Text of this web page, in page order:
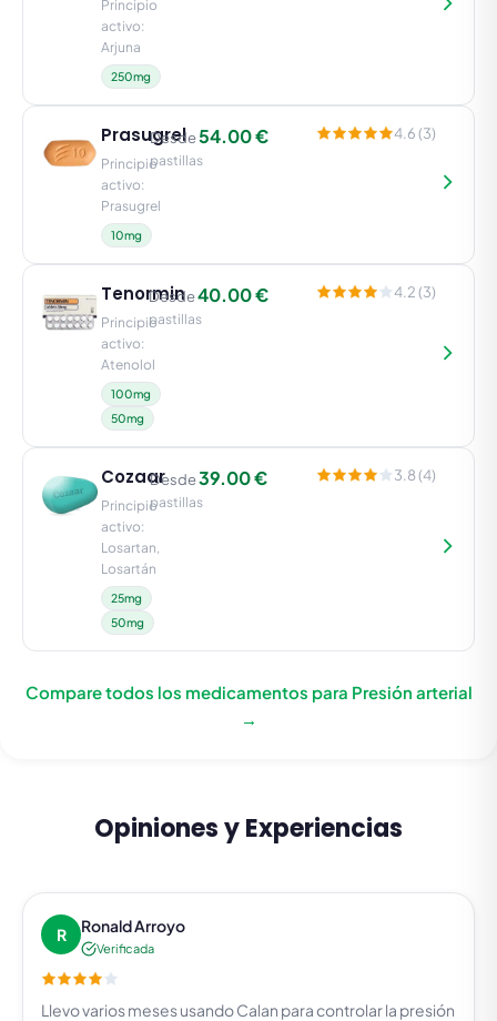
Principio
activo:
Arjuna
250mg
Prasugrel
Principio
activo:
Prasugrel
10mg
Desde54.00 €
pastillas
4.6 (3)
Tenormin
Principio
activo:
Atenolol
100mg
50mg
Desde40.00 €
pastillas
4.2 (3)
Cozaar
Principio
activo:
Losartan,
Losartán
25mg
50mg
Desde39.00 €
pastillas
3.8 (4)
Compare todos los medicamentos para Presión arterial
→
Opiniones y Experiencias
R Ronald Arroyo
Verificada
Llevo varios meses usando Calan para controlar la presión